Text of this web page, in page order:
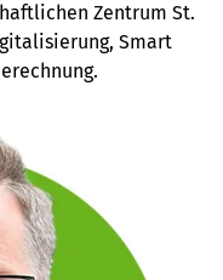
Zentrum St.
Smart